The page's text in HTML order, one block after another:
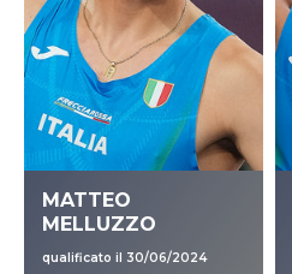
MATTEO
MELLUZZO
qualificato il 30/06/2024